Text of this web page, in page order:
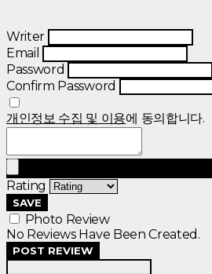
Writer
Email
Password
Confirm Password
개인정보 수집 및 이용에 동의합니다.
Rating
SAVE
Photo Review
No Reviews Have Been Created.
POST REVIEW